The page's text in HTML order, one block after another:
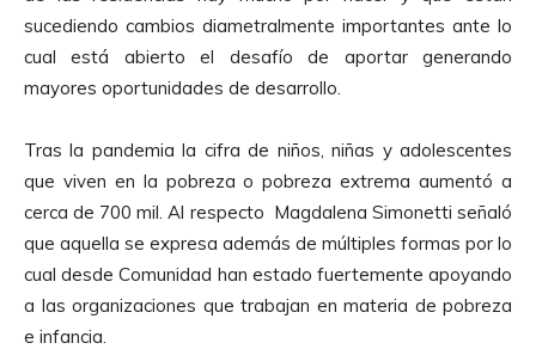
sucediendo cambios diametralmente importantes ante lo
cual está abierto el desafío de aportar generando
mayores oportunidades de desarrollo.
Tras la pandemia la cifra de niños, niñas y adolescentes
que viven en la pobreza o pobreza extrema aumentó a
cerca de 700 mil. Al respecto Magdalena Simonetti señaló
que aquella se expresa además de múltiples formas por lo
cual desde Comunidad han estado fuertemente apoyando
a las organizaciones que trabajan en materia de pobreza
e infancia.